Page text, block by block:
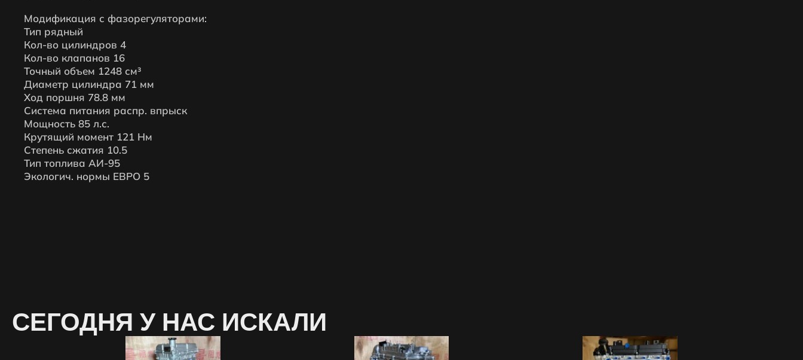
Модификация с фазорегуляторами:
Тип рядный
Кол-во цилиндров 4
Кол-во клапанов 16
Точный объем 1248 см³
Диаметр цилиндра 71 мм
Ход поршня 78.8 мм
Система питания распр. впрыск
Мощность 85 л.с.
Крутящий момент 121 Нм
Степень сжатия 10.5
Тип топлива АИ-95
Экологич. нормы ЕВРО 5
СЕГОДНЯ У НАС ИСКАЛИ